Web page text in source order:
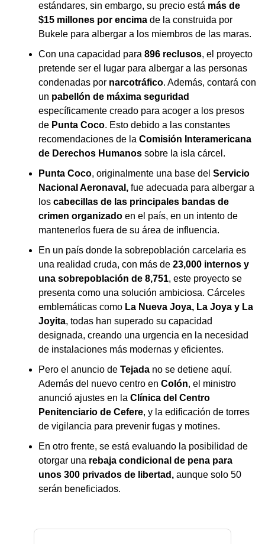
estándares, sin embargo, su precio está más de
$15 millones por encima de la construida por
Bukele para albergar a los miembros de las maras.
Con una capacidad para 896 reclusos, el proyecto
pretende ser el lugar para albergar a las personas
condenadas por narcotráfico. Además, contará con
un pabellón de máxima seguridad
específicamente creado para acoger a los presos
de Punta Coco. Esto debido a las constantes
recomendaciones de la Comisión Interamericana
de Derechos Humanos sobre la isla cárcel.
Punta Coco, originalmente una base del Servicio
Nacional Aeronaval, fue adecuada para albergar a
los cabecillas de las principales bandas de
crimen organizado en el país, en un intento de
mantenerlos fuera de su área de influencia.
En un país donde la sobrepoblación carcelaria es
una realidad cruda, con más de 23,000 internos y
una sobrepoblación de 8,751, este proyecto se
presenta como una solución ambiciosa. Cárceles
emblemáticas como La Nueva Joya, La Joya y La
Joyita, todas han superado su capacidad
designada, creando una urgencia en la necesidad
de instalaciones más modernas y eficientes.
Pero el anuncio de Tejada no se detiene aquí.
Además del nuevo centro en Colón, el ministro
anunció ajustes en la Clínica del Centro
Penitenciario de Cefere, y la edificación de torres
de vigilancia para prevenir fugas y motines.
En otro frente, se está evaluando la posibilidad de
otorgar una rebaja condicional de pena para
unos 300 privados de libertad, aunque solo 50
serán beneficiados.